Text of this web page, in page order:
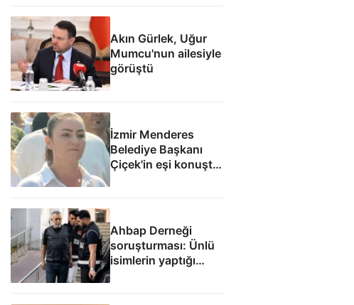
Akın Gürlek, Uğur
Mumcu'nun ailesiyle
görüştü
İzmir Menderes
Belediye Başkanı
Çiçek'in eşi konuştu:
Ahbap Derneği
soruşturması: Ünlü
isimlerin yaptığı
bağışlar